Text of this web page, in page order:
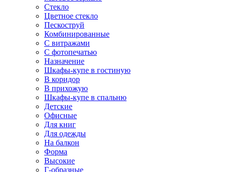
Стекло
Цветное стекло
Пескоструй
Комбинированные
С витражами
С фотопечатью
Назначение
Шкафы-купе в гостиную
В коридор
В прихожую
Шкафы-купе в спальню
Детские
Офисные
Для книг
Для одежды
На балкон
Форма
Высокие
Г-образные